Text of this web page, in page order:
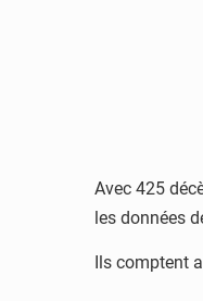
Avec 425
les données
Ils comptent